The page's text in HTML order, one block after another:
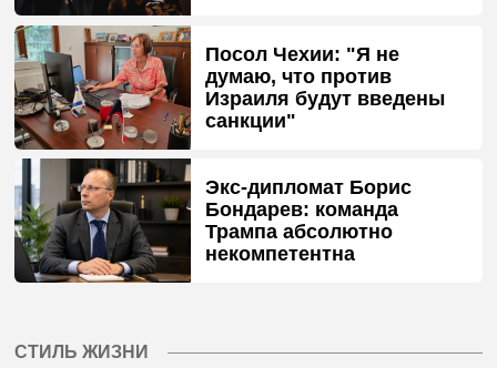
Посол Чехии: "Я не
думаю, что против
Израиля будут введены
санкции"
Экс-дипломат Борис
Бондарев: команда
Трампа абсолютно
некомпетентна
СТИЛЬ ЖИЗНИ